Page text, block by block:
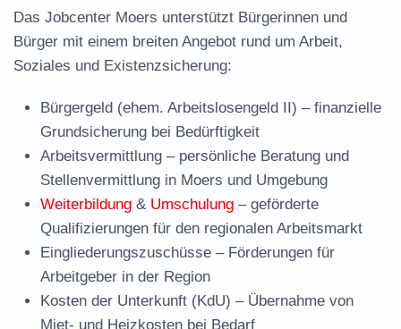
Das Jobcenter Moers unterstützt Bürgerinnen und
Bürger mit einem breiten Angebot rund um Arbeit,
Soziales und Existenzsicherung:
Bürgergeld (ehem. Arbeitslosengeld II) – finanzielle
Grundsicherung bei Bedürftigkeit
Arbeitsvermittlung – persönliche Beratung und
Stellenvermittlung in Moers und Umgebung
Weiterbildung & Umschulung – geförderte
Qualifizierungen für den regionalen Arbeitsmarkt
Eingliederungszuschüsse – Förderungen für
Arbeitgeber in der Region
Kosten der Unterkunft (KdU) – Übernahme von
Miet- und Heizkosten bei Bedarf